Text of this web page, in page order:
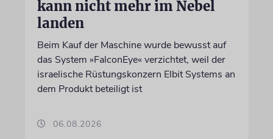
kann nicht mehr im Nebel
landen
Beim Kauf der Maschine wurde bewusst auf
das System »FalconEye« verzichtet, weil der
israelische Rüstungskonzern Elbit Systems an
dem Produkt beteiligt ist
06.08.2026